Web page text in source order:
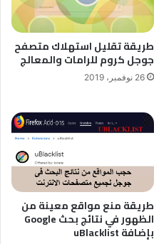
طريقة تقليل استهلاك متصفح
جوجل كروم للرامات والمعالج
26 نوفمبر، 2019
طريقة منع مواقع معينة من
الظهور في نتائج بحث Google
بإضافة uBlacklist